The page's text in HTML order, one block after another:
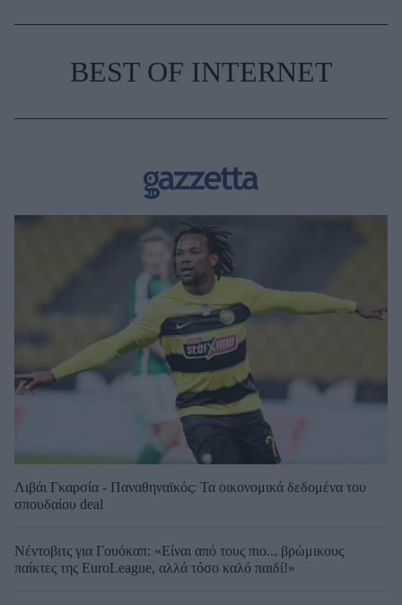
BEST OF INTERNET
Λιβάι Γκαρσία - Παναθηναϊκός: Τα οικονομικά δεδομένα του
σπουδαίου deal
Νέντοβιτς για Γουόκαπ: «Είναι από τους πιο... βρώμικους
παίκτες της EuroLeague, αλλά τόσο καλό παιδί!»